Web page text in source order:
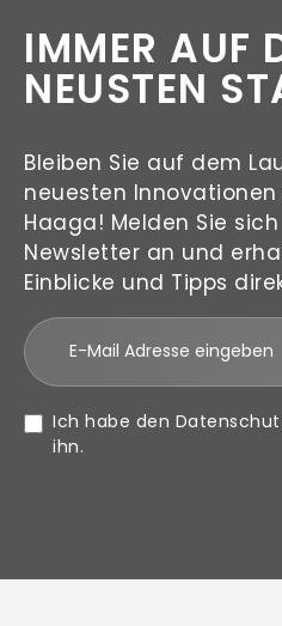
IMMER AUF
NEUSTEN
Bleiben Sie auf dem
neuesten
Haaga! Melden Sie
Newsletter an und
Einblicke und Tipps
Ich habe den
ihn.